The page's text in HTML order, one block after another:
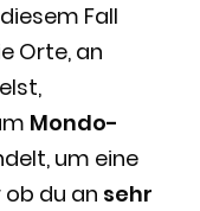
diesem Fall
Orte, an
Mondo-
um eine
ob du an sehr